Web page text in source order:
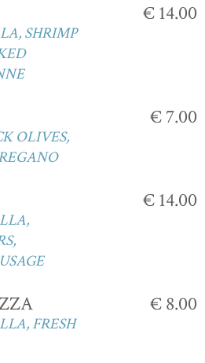
SHRIMP
€ 14.00
OLIVES,
€ 7.00
€ 14.00
FRESH
€ 8.00